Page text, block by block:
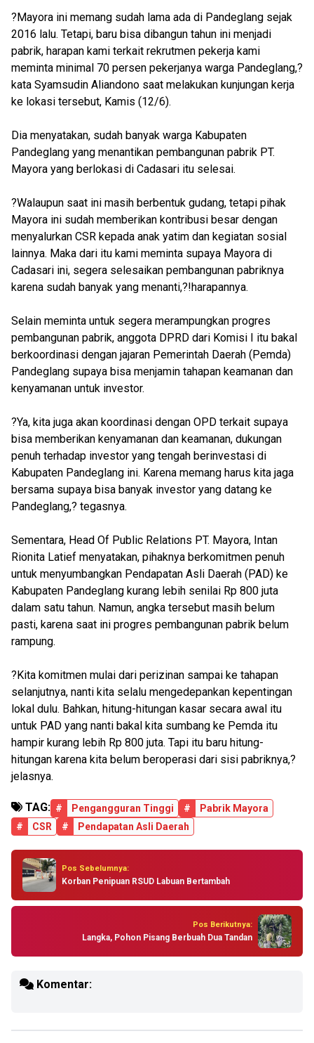
?Mayora ini memang sudah lama ada di Pandeglang sejak
2016 lalu. Tetapi, baru bisa dibangun tahun ini menjadi
pabrik, harapan kami terkait rekrutmen pekerja kami
meminta minimal 70 persen pekerjanya warga Pandeglang,?
kata Syamsudin Aliandono saat melakukan kunjungan kerja
ke lokasi tersebut, Kamis (12/6).
Dia menyatakan, sudah banyak warga Kabupaten
Pandeglang yang menantikan pembangunan pabrik PT.
Mayora yang berlokasi di Cadasari itu selesai.
?Walaupun saat ini masih berbentuk gudang, tetapi pihak
Mayora ini sudah memberikan kontribusi besar dengan
menyalurkan CSR kepada anak yatim dan kegiatan sosial
lainnya. Maka dari itu kami meminta supaya Mayora di
Cadasari ini, segera selesaikan pembangunan pabriknya
karena sudah banyak yang menanti,?!harapannya.
Selain meminta untuk segera merampungkan progres
pembangunan pabrik, anggota DPRD dari Komisi I itu bakal
berkoordinasi dengan jajaran Pemerintah Daerah (Pemda)
Pandeglang supaya bisa menjamin tahapan keamanan dan
kenyamanan untuk investor.
?Ya, kita juga akan koordinasi dengan OPD terkait supaya
bisa memberikan kenyamanan dan keamanan, dukungan
penuh terhadap investor yang tengah berinvestasi di
Kabupaten Pandeglang ini. Karena memang harus kita jaga
bersama supaya bisa banyak investor yang datang ke
Pandeglang,? tegasnya.
Sementara, Head Of Public Relations PT. Mayora, Intan
Rionita Latief menyatakan, pihaknya berkomitmen penuh
untuk menyumbangkan Pendapatan Asli Daerah (PAD) ke
Kabupaten Pandeglang kurang lebih senilai Rp 800 juta
dalam satu tahun. Namun, angka tersebut masih belum
pasti, karena saat ini progres pembangunan pabrik belum
rampung.
?Kita komitmen mulai dari perizinan sampai ke tahapan
selanjutnya, nanti kita selalu mengedepankan kepentingan
lokal dulu. Bahkan, hitung-hitungan kasar secara awal itu
untuk PAD yang nanti bakal kita sumbang ke Pemda itu
hampir kurang lebih Rp 800 juta. Tapi itu baru hitung-
hitungan karena kita belum beroperasi dari sisi pabriknya,?
jelasnya.
TAG: # Pengangguran Tinggi #
Pabrik Mayora
#
CSR # Pendapatan Asli Daerah
Pos Sebelumnya:
Korban Penipuan RSUD Labuan Bertambah
Pos Berikutnya:
Langka, Pohon Pisang Berbuah Dua Tandan
Komentar: